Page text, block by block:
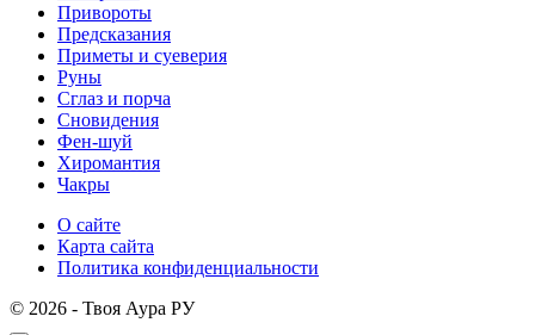
Привороты
Предсказания
Приметы и суеверия
Руны
Сглаз и порча
Сновидения
Фен-шуй
Хиромантия
Чакры
О сайте
Карта сайта
Политика конфиденциальности
© 2026 - Твоя Аура РУ